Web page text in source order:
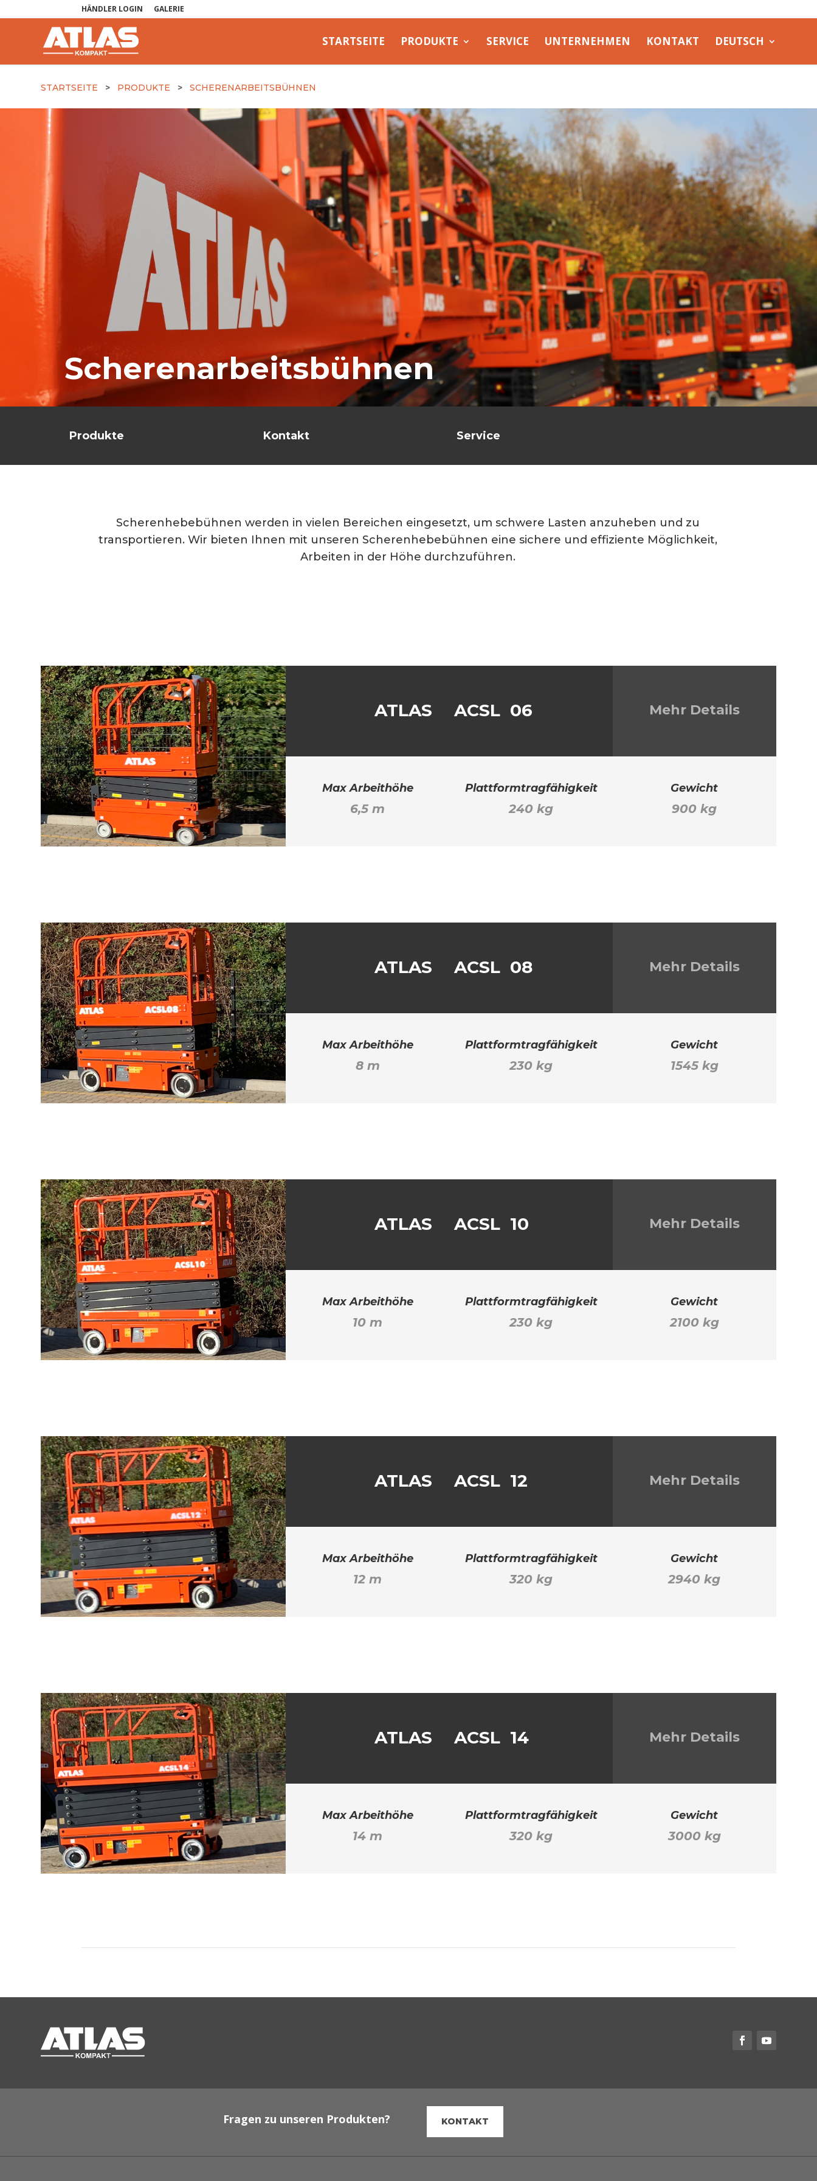
HÄNDLER LOGIN GALERIE
STARTSEITE PRODUKTE SERVICE UNTERNEHMEN KONTAKT DEUTSCH
STARTSEITE > PRODUKTE > SCHERENARBEITSBÜHNEN
Scherenarbeitsbühnen
Produkte Kontakt Service
Scherenhebebühnen werden in vielen Bereichen eingesetzt, um schwere Lasten anzuheben und zu
transportieren. Wir bieten Ihnen mit unseren Scherenhebebühnen eine sichere und effiziente Möglichkeit,
Arbeiten in der Höhe durchzuführen.
ATLAS ACSL 06 Mehr Details
Max Arbeithöhe
6,5 m
Plattformtragfähigkeit
240 kg
Gewicht
900 kg
ATLAS ACSL 08 Mehr Details
Max Arbeithöhe
8 m
Plattformtragfähigkeit
230 kg
Gewicht
1545 kg
ATLAS ACSL 10 Mehr Details
Max Arbeithöhe
10 m
Plattformtragfähigkeit
230 kg
Gewicht
2100 kg
ATLAS ACSL 12 Mehr Details
Max Arbeithöhe
12 m
Plattformtragfähigkeit
320 kg
Gewicht
2940 kg
ATLAS ACSL 14 Mehr Details
Max Arbeithöhe
14 m
Plattformtragfähigkeit
320 kg
Gewicht
3000 kg
Fragen zu unseren Produkten? KONTAKT